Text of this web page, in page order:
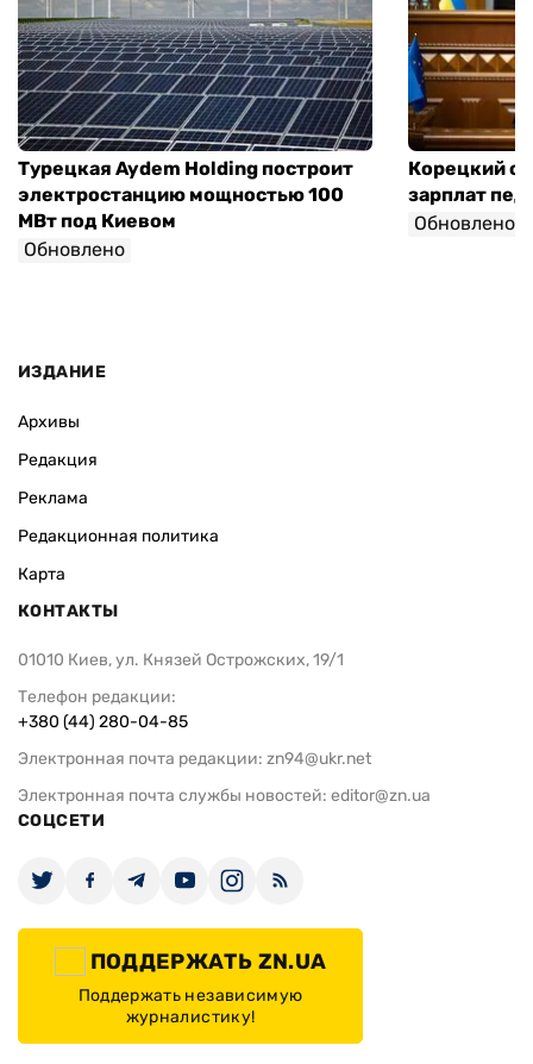
Турецкая Aydem Holding построит
электростанцию мощностью 100
МВт под Киевом
Обновлено
Корецкий
зарплат
Обновлено
ИЗДАНИЕ
Архивы
Редакция
Реклама
Редакционная политика
Карта
КОНТАКТЫ
01010 Киев, ул. Князей Острожских, 19/1
Телефон редакции:
+380 (44) 280-04-85
Электронная почта редакции: zn94@ukr.net
Электронная почта службы новостей: editor@zn.ua
СОЦСЕТИ
ПОДДЕРЖАТЬ ZN.UA
Поддержать независимую
журналистику!